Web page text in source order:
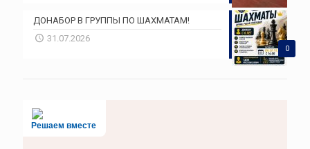
0
ДОНАБОР В ГРУППЫ ПО ШАХМАТАМ!
31.07.2026
Решаем вместе